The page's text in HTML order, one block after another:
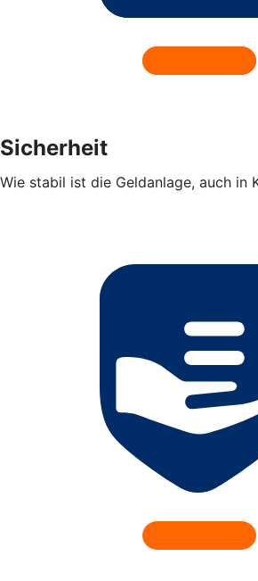
Sicherheit
Wie stabil ist die Geldanlage, auch in